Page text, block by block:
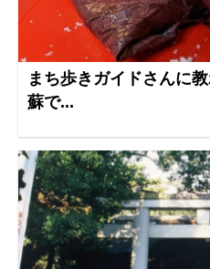
まち歩きガイドさんに
蘇で...